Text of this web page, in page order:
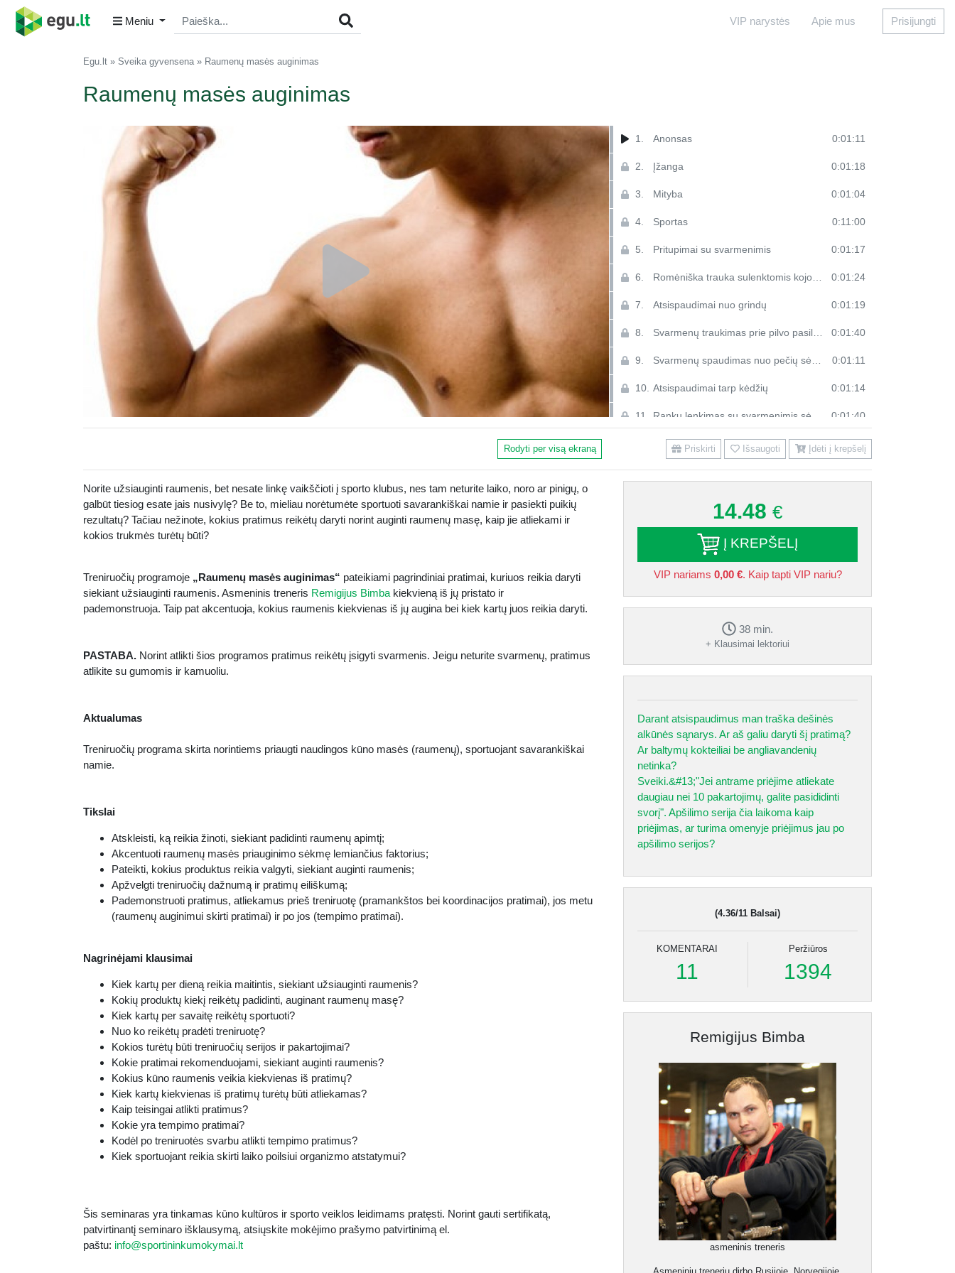
Meniu VIP narystės Apie mus Prisijungti
Egu.lt Sveika gyvensena Raumenų masės auginimas
Raumenų masės auginimas
1. Anonsas 0:01:11
2. Įžanga 0:01:18
3. Mityba 0:01:04
4. Sportas 0:11:00
5. Pritupimai su svarmenimis 0:01:17
6. Romėniška trauka sulenktomis kojomis su svarmenimis 0:01:24
7. Atsispaudimai nuo grindų 0:01:19
8. Svarmenų traukimas prie pilvo pasilenkus 0:01:40
9. 0:01:11
10. Atsispaudimai tarp kėdžių 0:01:14
11. 0:01:40
Susirietimai gulint ant kilimėlio, kojos pakeltos aukštyn 0:01:30
13. Svarbu 0:00:13
Rodyti per visą ekraną Priskirti Išsaugoti Įdėti į krepšelį
Norite užsiauginti raumenis, bet nesate linkę vaikščioti į sporto klubus, nes tam neturite laiko, noro ar pinigų, o
galbūt tiesiog esate jais nusivylę? Be to, mieliau norėtumėte sportuoti savarankiškai namie ir pasiekti puikių
rezultatų? Tačiau nežinote, kokius pratimus reikėtų daryti norint auginti raumenų masę, kaip jie atliekami ir
kokios trukmės turėtų būti?
Treniruočių programoje „Raumenų masės auginimas“ pateikiami pagrindiniai pratimai, kuriuos reikia daryti
siekiant užsiauginti raumenis. Asmeninis treneris Remigijus Bimba kiekvieną iš jų pristato ir
pademonstruoja. Taip pat akcentuoja, kokius raumenis kiekvienas iš jų augina bei kiek kartų juos reikia daryti.
PASTABA. Norint atlikti šios programos pratimus reikėtų įsigyti svarmenis. Jeigu neturite svarmenų, pratimus
atlikite su gumomis ir kamuoliu.
Aktualumas
Treniruočių programa skirta norintiems priaugti naudingos kūno masės (raumenų), sportuojant savarankiškai
namie.
Tikslai
Atskleisti, ką reikia žinoti, siekiant padidinti raumenų apimtį;
Akcentuoti raumenų masės priauginimo sėkmę lemiančius faktorius;
Pateikti, kokius produktus reikia valgyti, siekiant auginti raumenis;
Apžvelgti treniruočių dažnumą ir pratimų eiliškumą;
Pademonstruoti pratimus, atliekamus prieš treniruotę (pramankštos bei koordinacijos pratimai), jos metu
(raumenų auginimui skirti pratimai) ir po jos (tempimo pratimai).
Nagrinėjami klausimai
Kiek kartų per dieną reikia maitintis, siekiant užsiauginti raumenis?
Kokių produktų kiekį reikėtų padidinti, auginant raumenų masę?
Kiek kartų per savaitę reikėtų sportuoti?
Nuo ko reikėtų pradėti treniruotę?
Kokios turėtų būti treniruočių serijos ir pakartojimai?
Kokie pratimai rekomenduojami, siekiant auginti raumenis?
Kokius kūno raumenis veikia kiekvienas iš pratimų?
Kiek kartų kiekvienas iš pratimų turėtų būti atliekamas?
Kaip teisingai atlikti pratimus?
Kokie yra tempimo pratimai?
Kodėl po treniruotės svarbu atlikti tempimo pratimus?
Kiek sportuojant reikia skirti laiko poilsiui organizmo atstatymui?
Šis seminaras yra tinkamas kūno kultūros ir sporto veiklos leidimams pratęsti. Norint gauti sertifikatą,
patvirtinantį seminaro išklausymą, atsiųskite mokėjimo prašymo patvirtinimą el.
paštu: info@sportininkumokymai.lt
14.48 €
Į KREPŠELĮ
VIP nariams 0,00 €. Kaip tapti VIP nariu?
38 min.
+ Klausimai lektoriui
Darant atsispaudimus man traška dešinės
alkūnės sąnarys. Ar aš galiu daryti šį pratimą?
Ar baltymų kokteiliai be angliavandenių
netinka?
Sveiki.&#13;"Jei antrame priėjime atliekate
daugiau nei 10 pakartojimų, galite pasididinti
svorį". Apšilimo serija čia laikoma kaip
priėjimas, ar turima omenyje priėjimus jau po
apšilimo serijos?
(4.36/11 Balsai)
KOMENTARAI
11
Peržiūros
1394
Remigijus Bimba
asmeninis treneris